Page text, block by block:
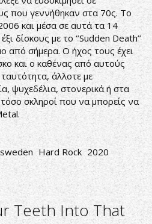
που γεννήθηκαν στα 70ς. Το
και μέσα σε αυτά τα 14
δίσκους με το ‘’Sudden Death’’
από σήμερα. Ο ήχος τους έχει
και ο καθένας από αυτούς
ταυτότητα, άλλοτε με
ψυχεδέλια, στονερικά ή στα
σκληροί που να μπορείς να
sweden Hard Rock 2020
Teeth Into That